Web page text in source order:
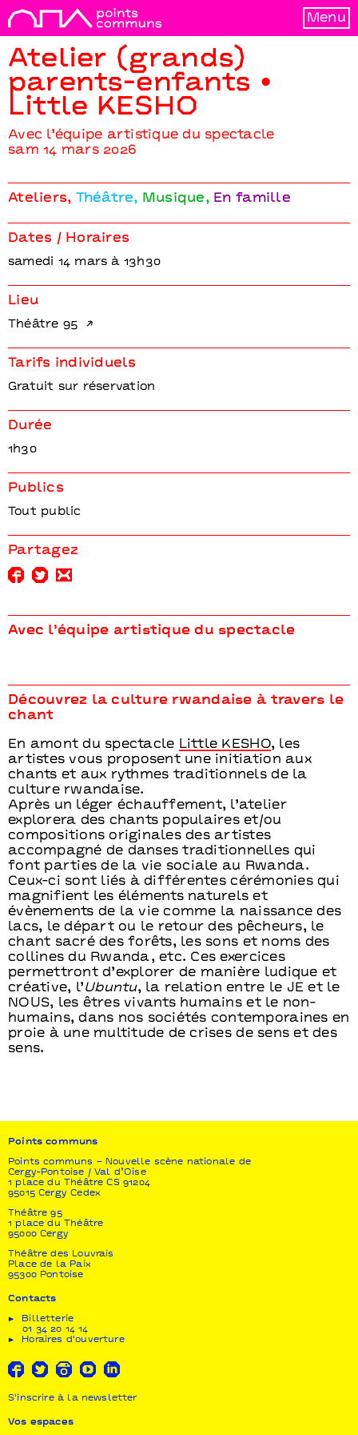
Menu
Atelier (grands)
parents-enfants •
Little KESHO
Avec l’équipe artistique du spectacle
sam 14 mars 2026
Avec l’équipe artistique du spectacle
Découvrez la culture rwandaise à travers le
chant
En amont du spectacle Little KESHO, les
artistes vous proposent une initiation aux
chants et aux rythmes traditionnels de la
culture rwandaise.
Après un léger échauffement, l’atelier
explorera des chants populaires et/ou
compositions originales des artistes
accompagné de danses traditionnelles qui
font parties de la vie sociale au Rwanda.
Ceux-ci sont liés à différentes cérémonies qui
magnifient les éléments naturels et
évènements de la vie comme la naissance des
lacs, le départ ou le retour des pêcheurs, le
chant sacré des forêts, les sons et noms des
collines du Rwanda, etc. Ces exercices
permettront d’explorer de manière ludique et
créative, l’Ubuntu, la relation entre le JE et le
NOUS, les êtres vivants humains et le non-
humains, dans nos sociétés contemporaines en
proie à une multitude de crises de sens et des
sens.
Ateliers Théâtre Musique En famille
Dates / Horaires
samedi 14 mars à 13h30
Lieu
Théâtre 95
Tarifs individuels
Gratuit sur réservation
Durée
1h30
Publics
Tout public
Partagez
Points communs
Points communs – Nouvelle scène nationale de
Cergy-Pontoise / Val d’Oise
1 place du Théâtre CS 91204
95015 Cergy Cedex
Théâtre 95
1 place du Théâtre
95000 Cergy
Théâtre des Louvrais
Place de la Paix
95300 Pontoise
Contacts
Billetterie
01 34 20 14 14
Horaires d'ouverture
S'inscrire à la newsletter
Vos espaces